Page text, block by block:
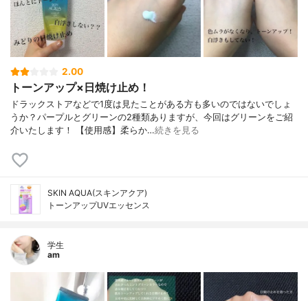
2.00
トーンアップ×日焼け止め！
ドラックストアなどで1度は見たことがある方も多いのではないでしょ
うか？パープルとグリーンの2種類ありますが、今回はグリーンをご紹
介いたします！ 【使用感】柔らか…続きを見る
SKIN AQUA(スキンアクア)
トーンアップUVエッセンス
学生
am